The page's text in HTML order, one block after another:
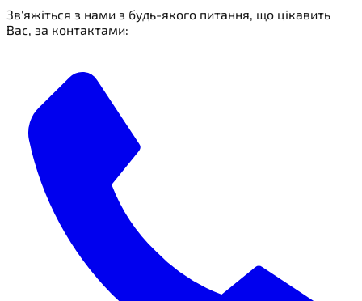
Зв'яжіться з нами з будь-якого питання, що цікавить
Вас, за контактами: